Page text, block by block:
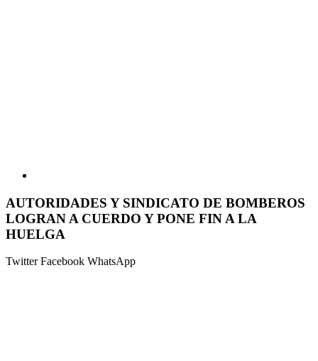
AUTORIDADES Y SINDICATO DE BOMBEROS
LOGRAN A CUERDO Y PONE FIN A LA
HUELGA
TwitterFacebook WhatsApp